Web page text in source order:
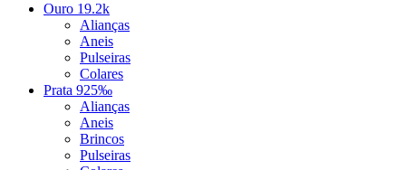
Ouro 19.2k
Alianças
Aneis
Pulseiras
Colares
Prata 925‰
Alianças
Aneis
Brincos
Pulseiras